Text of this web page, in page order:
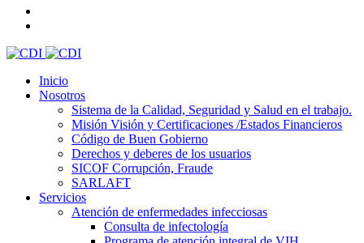
Inicio
Nosotros
Sistema de la Calidad, Seguridad y Salud en el trabajo.
Misión Visión y Certificaciones /Estados Financieros
Código de Buen Gobierno
Derechos y deberes de los usuarios
SICOF Corrupción, Fraude
SARLAFT
Servicios
Atención de enfermedades infecciosas
Consulta de infectología